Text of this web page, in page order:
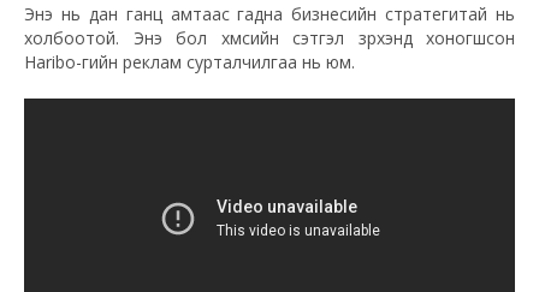
Энэ нь дан ганц амтаас гадна бизнесийн стратегитай нь
холбоотой. Энэ бол хүмүүсийн сэтгэл зүрхэнд хоногшсон
Haribo-гийн реклам сурталчилгаа нь юм.